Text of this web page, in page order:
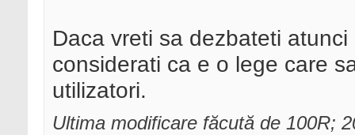
Daca vreti sa dezbateti
considerati ca e o lege care
utilizatori.
Ultima modificare făcută de 100R;